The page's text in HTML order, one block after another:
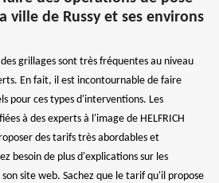
ville de Russy et ses environs
grillages sont très fréquentes au niveau
En fait, il est incontournable de faire
pour ces types d'interventions. Les
à des experts à l'image de HELFRICH
des tarifs très abordables et
besoin de plus d'explications sur les
site web. Sachez que le tarif qu'il propose